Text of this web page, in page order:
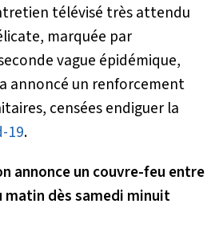
télévisé très attendu
marquée par
vague épidémique,
annoncé un renforcement
censées endiguer la
19.
annonce un couvre-feu entre
matin dès samedi minuit